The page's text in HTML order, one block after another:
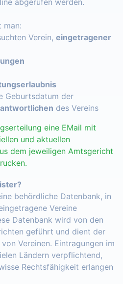
man:
Verein, eingetragener
Geburtsdatum der
des Vereins
eine EMail mit
und aktuellen
dem jeweiligen Amtsgericht
behördliche Datenbank, in
Vereine
Datenbank wird von den
geführt und dient der
Vereinen. Eintragungen im
Ländern verpflichtend,
Rechtsfähigkeit erlangen